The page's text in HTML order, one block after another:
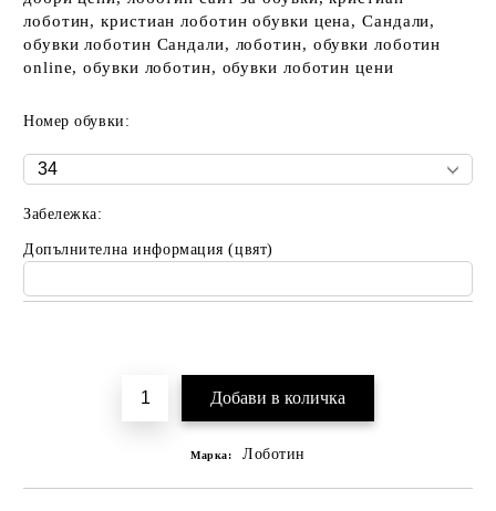
лоботин, кристиан лоботин обувки цена, Сандали,
обувки лоботин Сандали, лоботин, обувки лоботин
online, обувки лоботин, обувки лоботин цени
Номер обувки:
Забележка:
Допълнителна информация (цвят)
Марка: Лоботин